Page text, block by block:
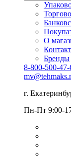
О
Бренды
8-800-500-47-
г.
Пн-Пт 9:00-